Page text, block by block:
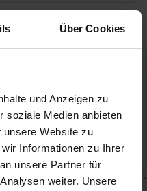
Über Cookies
und Anzeigen zu
soziale Medien anbieten
unsere Website zu
Informationen zu Ihrer
unsere Partner für
weiter. Unsere